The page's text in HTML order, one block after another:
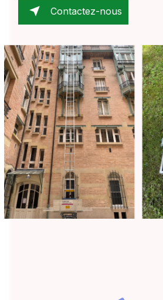
Contactez-nous